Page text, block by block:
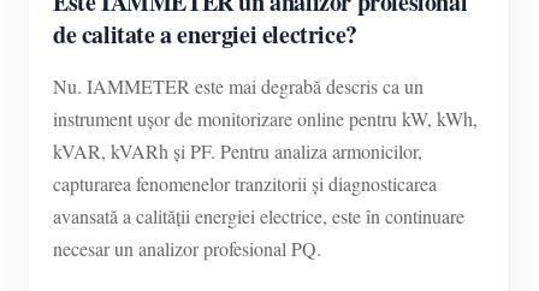
de calitate a energiei electrice?
Nu. IAMMETER este mai degrabă descris ca un
instrument ușor de monitorizare online pentru kW, kWh,
kVAR, kVARh și PF. Pentru analiza armonicilor,
capturarea fenomenelor tranzitorii și diagnosticarea
avansată a calității energiei electrice, este în continuare
necesar un analizor profesional PQ.